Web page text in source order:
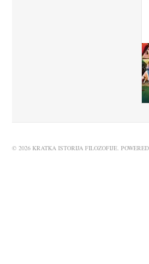
© 2026 KRATKA ISTORIJA FILOZOFIJE.